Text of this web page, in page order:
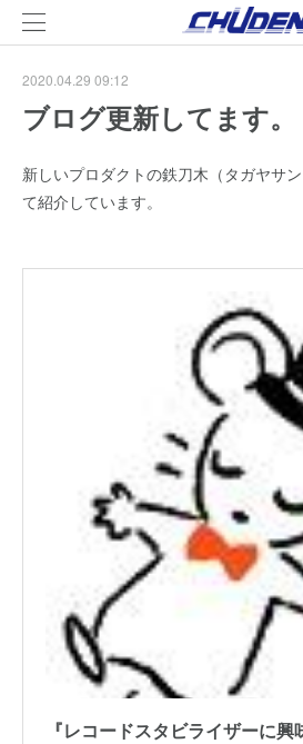
2020.04.29 09:12
ブログ更新してます。
新しいプロダクトの鉄刀木（タガヤサ
て紹介しています。